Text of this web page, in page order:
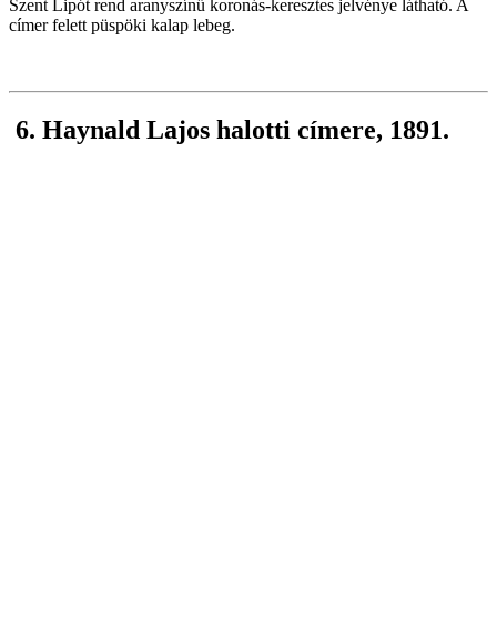
Szent Lipót rend aranyszínű koronás-keresztes jelvénye látható. A
címer felett püspöki kalap lebeg.
6. Haynald Lajos halotti címere, 1891.